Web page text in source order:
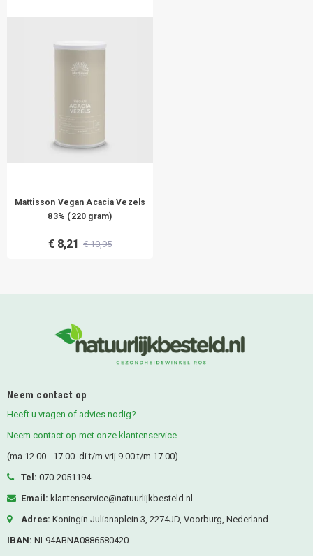
Mattisson Vegan Acacia Vezels
83% (220 gram)
€ 8,21 € 10,95
Neem contact op
Heeft u vragen of advies nodig?
Neem contact op met onze klantenservice.
(ma 12.00 - 17.00. di t/m vrij 9.00 t/m 17.00)
Tel: 070-2051194
Email: klantenservice@natuurlijkbesteld.nl
Adres: Koningin Julianaplein 3, 2274JD, Voorburg, Nederland.
IBAN: NL94ABNA0886580420